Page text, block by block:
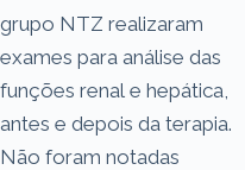
grupo NTZ realizaram
exames para análise das
funções renal e hepática,
antes e depois da terapia.
Não foram notadas